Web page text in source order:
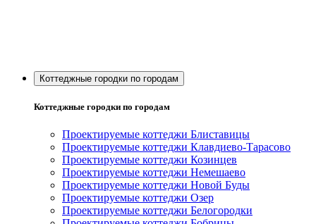
Коттеджные городки по городам
Коттеджные городки по городам
Проектируемые коттеджи Блиставицы
Проектируемые коттеджи Клавдиево-Тарасово
Проектируемые коттеджи Козинцев
Проектируемые коттеджи Немешаево
Проектируемые коттеджи Новой Буды
Проектируемые коттеджи Озер
Проектируемые коттеджи Белогородки